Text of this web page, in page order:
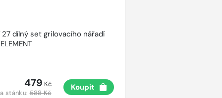
dílný set grilovacího nářadí
479 Kč
stánku:588 Kč
Koupit